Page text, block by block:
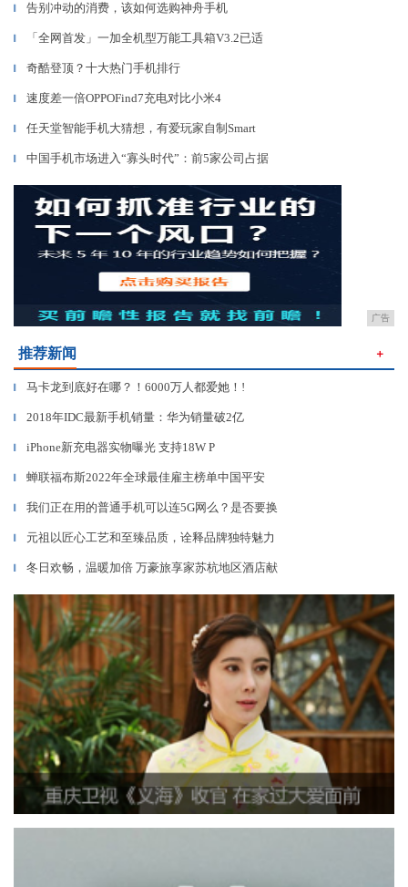
▎ 告别冲动的消费，该如何选购神舟手机
▎ 「全网首发」一加全机型万能工具箱V3.2已适
▎ 奇酷登顶？十大热门手机排行
▎ 速度差一倍OPPOFind7充电对比小米4
▎ 任天堂智能手机大猜想，有爱玩家自制Smart
▎ 中国手机市场进入“寡头时代”：前5家公司占据
广告
推荐新闻 ＋
▎ 马卡龙到底好在哪？！6000万人都爱她！!
▎ 2018年IDC最新手机销量：华为销量破2亿
▎ iPhone新充电器实物曝光 支持18W P
▎ 蝉联福布斯2022年全球最佳雇主榜单中国平安
▎ 我们正在用的普通手机可以连5G网么？是否要换
▎ 元祖以匠心工艺和至臻品质，诠释品牌独特魅力
▎ 冬日欢畅，温暖加倍 万豪旅享家苏杭地区酒店献